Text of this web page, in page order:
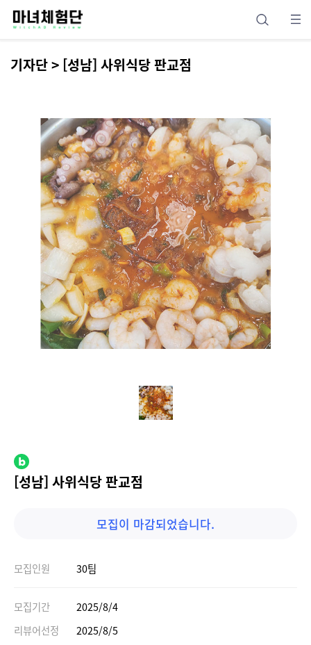
기자단 > [성남] 사위식당 판교점
[성남] 사위식당 판교점
모집이 마감되었습니다.
모집인원 30팀
모집기간
2025/8/4
리뷰어선정
2025/8/5